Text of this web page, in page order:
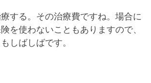
する。その治療費ですね。場合に
を使わないこともありますので、
しばしばです。